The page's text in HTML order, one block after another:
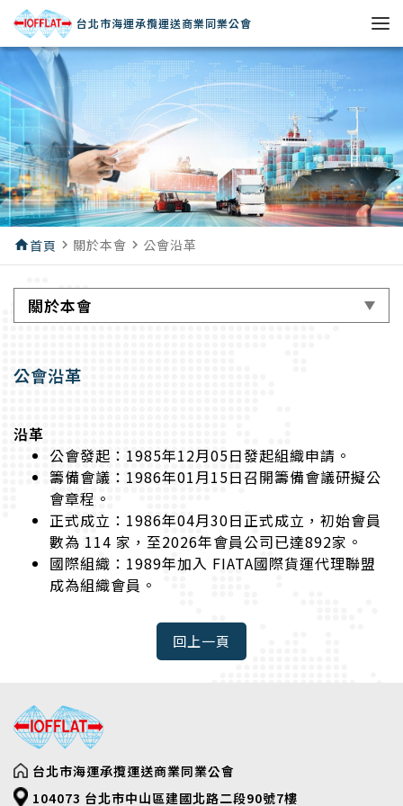
台北市海運承攬運送商業同業公會
home首頁 navigate_next 關於本會 navigate_next 公會沿革
關於本會
公會沿革
沿革
公會發起：1985年12月05日發起組織申請。
籌備會議：1986年01月15日召開籌備會議研擬公
會章程。
正式成立：1986年04月30日正式成立，初始會員
數為 114 家，至2026年會員公司已達892家。
國際組織：1989年加入 FIATA國際貨運代理聯盟
成為組織會員。
台北市海運承攬運送商業同業公會
104073 台北市中山區建國北路二段90號7樓